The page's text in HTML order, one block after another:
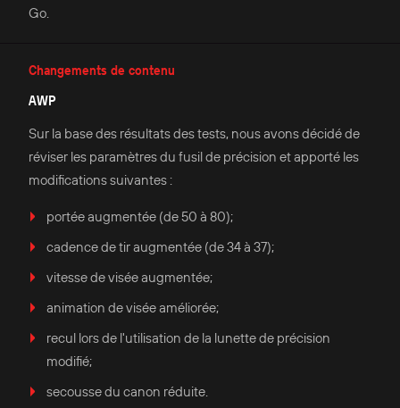
Go.
Changements de contenu
AWP
Sur la base des résultats des tests, nous avons décidé de
réviser les paramètres du fusil de précision et apporté les
modifications suivantes :
portée augmentée (de 50 à 80);
cadence de tir augmentée (de 34 à 37);
vitesse de visée augmentée;
animation de visée améliorée;
recul lors de l'utilisation de la lunette de précision
modifié;
secousse du canon réduite.